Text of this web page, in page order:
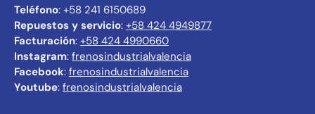
Teléfono: +58 241 6150689
Repuestos y servicio: +58 424 4949877
Facturación: +58 424 4990660
Instagram: frenosindustrialvalencia
Facebook: frenosindustrialvalencia
Youtube: frenosindustrialvalencia